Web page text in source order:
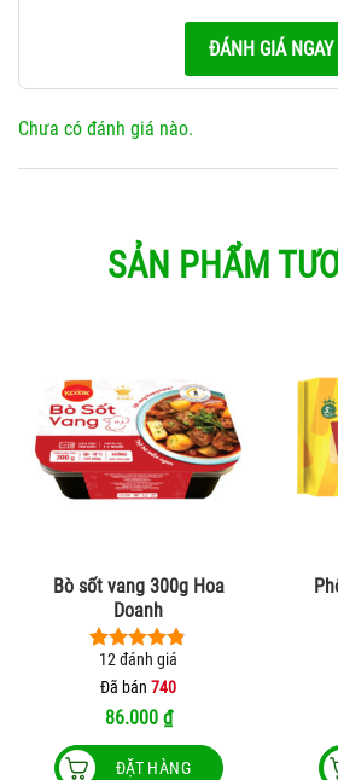
ĐÁNH GIÁ NGAY
Chưa có đánh giá nào.
SẢN PHẨM
Bò sốt vang 300g Hoa
Doanh
4.83trên 5
dựa trên
12
đánh giá
12 đánh giá
Đã bán 740
86.000 ₫
ĐẶT HÀNG